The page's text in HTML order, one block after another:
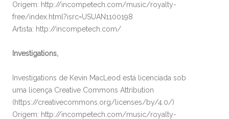
Origem: http://incompetech.com/music/royalty-
free/index.html?isrc=USUAN1100198
Artista: http://incompetech.com/
Investigations,
Investigations de Kevin MacLeod está licenciada sob
uma licença Creative Commons Attribution
(https://creativecommons.org/licenses/by/4.0/)
Origem: http://incompetech.com/music/royalty-